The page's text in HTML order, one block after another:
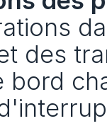
des
bord